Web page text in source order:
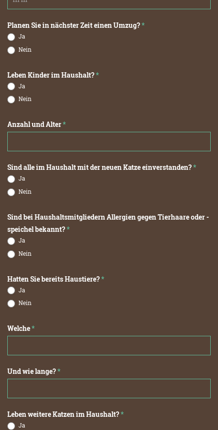
Planen Sie in nächster Zeit einen Umzug?*
Ja
Nein
Leben Kinder im Haushalt?*
Ja
Nein
Anzahl und Alter*
Sind alle im Haushalt mit der neuen Katze einverstanden?*
Ja
Nein
Sind bei Haushaltsmitgliedern Allergien gegen Tierhaare oder -
speichel bekannt?*
Ja
Nein
Hatten Sie bereits Haustiere?*
Ja
Nein
Welche*
Und wie lange?*
Leben weitere Katzen im Haushalt?*
Ja